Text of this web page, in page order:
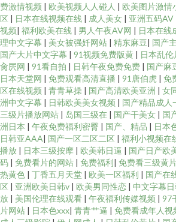
费激情视频 | 欧美视频人人碰人 | 欧美图片激情
区 | 日本在线视频在线 | 成人美女 | 亚洲五码AV
视频| 福利欧美在线 | 男人午夜AV网 | 日本在线
理中文字幕 | 美女被强奷网站 | 精东麻豆| 国产
国产大片中文字幕 | 91视频免费版黄 | 日本乱伦
肏屄网 | 91看自拍 | 日韩午夜免费免费 | 国产麻
日本天堂网 | 免费观看高清直播 | 91唐伯虎 | 免
区在线视频 | 青青草操 | 国产高清欧美亚洲 | 女
洲中文字幕 | 日韩欧美美女视频 | 国产精品成人
三级片播放网站 | 岛国三级在 | 国产干美女 | 国
洲日本 | 午夜免费福利密臀 | 国产、精品 | 日本
日韩亚AAA| 国产一区二区二区 | 福利小视频在
播放 | 日本三级按摩 | 欧美韩日逼 | 国产日产欧
码 | 免费看片的网站 | 免费福利| 免费看三级黄
热黄色 | 丁香五月天堂 | 欧美一区福利 | 国产在
区 | 亚洲欧美日韩v | 欧美男同性恋 | 中文字幕
放 | 美国伦理在线观看 | 午夜福利传媒视频 | 97
片网站 | 日本色xxx| 青青艹逼 | 免费看成年人视